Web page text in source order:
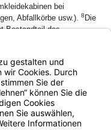
bei
Abfallkörbe usw.). 8 Die
Bestandteil des
1 BayNatSchG.
einer solchen Nutzung
13 ff. BNatSchG zu